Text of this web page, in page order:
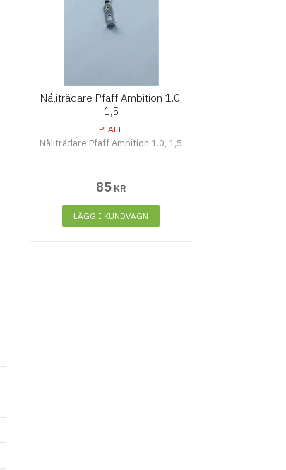
Nåliträdare Pfaff Ambition 1.0,
1,5
PFAFF
Nåliträdare Pfaff Ambition 1.0, 1,5
85 KR
LÄGG I KUNDVAGN